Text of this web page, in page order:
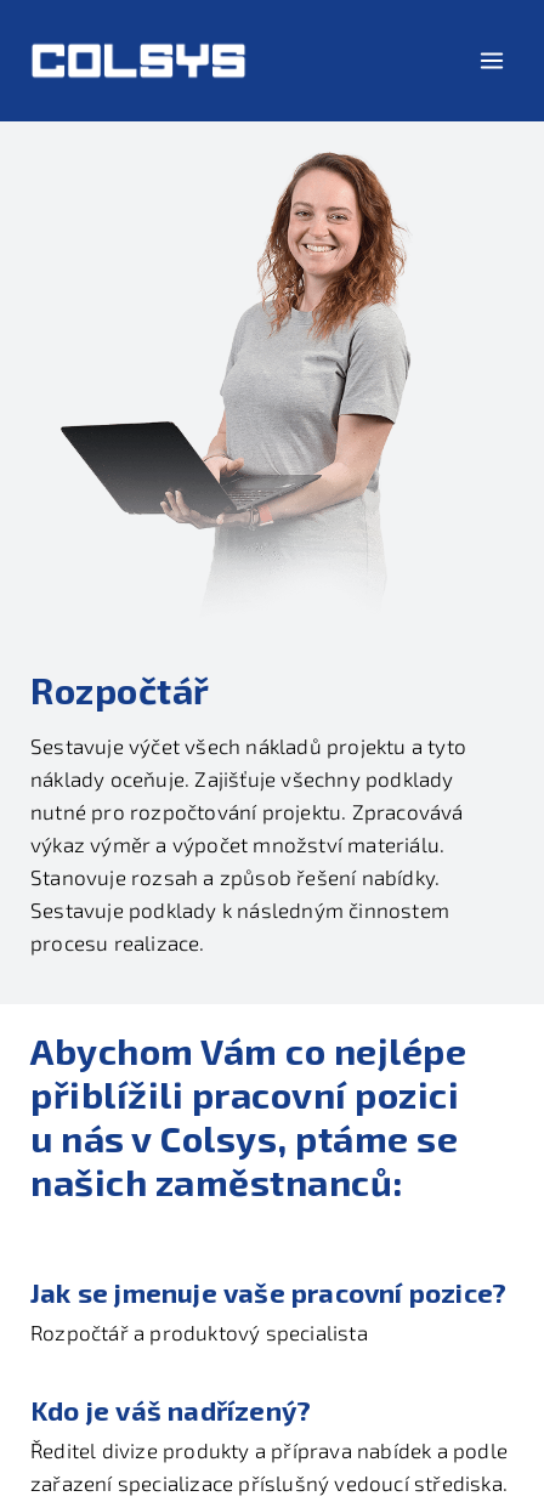
Rozpočtář
Sestavuje výčet všech nákladů projektu a tyto
náklady oceňuje. Zajišťuje všechny podklady
nutné pro rozpočtování projektu. Zpracovává
výkaz výměr a výpočet množství materiálu.
Stanovuje rozsah a způsob řešení nabídky.
Sestavuje podklady k následným činnostem
procesu realizace.
Abychom Vám co nejlépe
přiblížili pracovní pozici
u nás v Colsys, ptáme se
našich zaměstnanců:
Jak se jmenuje vaše pracovní pozice?
Rozpočtář a produktový specialista
Kdo je váš nadřízený?
Ředitel divize produkty a příprava nabídek a podle
zařazení specializace příslušný vedoucí střediska.